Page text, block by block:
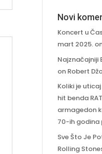
Novi
Koncert u
mart 2025.
Najznačajniji
on Robert
Koliki je
hit benda
armagedon
70-ih godina
Sve Što Je
Rolling